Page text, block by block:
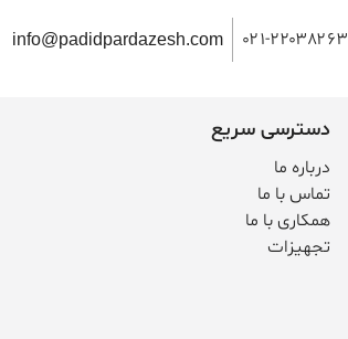
۰۲۱-۲۲۰۳۸۲۶۳ info@padidpardazesh.com
دسترسی سریع
درباره ما
تماس با ما
همکاری با ما
تجهیزات